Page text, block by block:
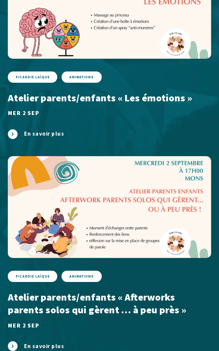
PICARDIE LAÏQUE ANIMATIONS
Atelier parents/enfants « Les émotions »
MER 2 SEP
En savoir plus
PICARDIE LAÏQUE ANIMATIONS
Atelier parents/enfants « Afterworks
parents solos qui gèrent … à peu près »
MER 2 SEP
En savoir plus